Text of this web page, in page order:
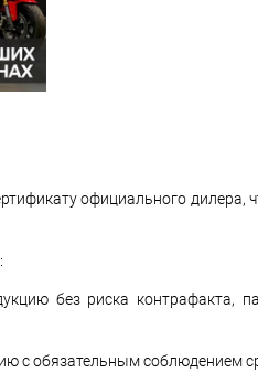
официального дилера,
без риска контрафакта,
с обязательным соблюдением